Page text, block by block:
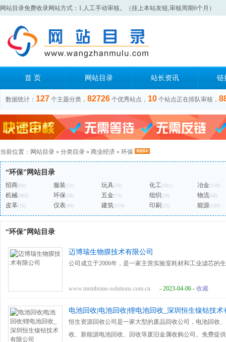
网站目录免费收录网站方式：1.人工手动审核。（挂上本站友链,审核周期6个月）
首 页 网站目录 站长资讯 链
数据统计： 127 个主题分类， 82726 个优秀站点， 10 个站点正在排队审核，
当前位置： 网站目录 » 分类目录 » 商业经济 » 环保
“环保”网站目录
招商(60) 服装(51) 玩具(20) 化工(101) 冶金(118)
机械(402) 环保(58) 五金(73) 组织(19) 物流(68)
皮革(16) 仪表(49) 建筑(114) 印刷(23) 能源(109)
“环保”网站目录
迈博瑞生物膜技术有限公司
公司成立于2006年，是一家主营实验室耗材和工业滤芯的
www.membrane-solutions.com.cn - 2023-04-06 - 收藏
电池回收|电池回收|锂电池回收_深圳恒生镍钴技术
恒生资源回收公司是一家大型的废品回收公司，电池回收
收、新能源电池回收、回收等废旧金属收购公司。免费提